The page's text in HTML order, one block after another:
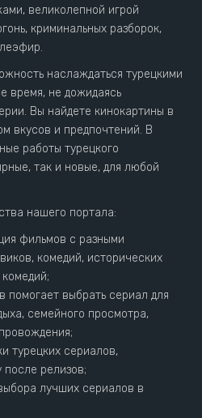
великолепной игрой
криминальных разборок,
наслаждаться турецкими
время, не дожидаясь
Вы найдете кинокартины в
вкусов и предпочтений. В
работы турецкого
так и новые, для любой
нашего портала:
фильмов с разными
комедий, исторических
помогает выбрать сериал для
семейного просмотра,
турецких сериалов,
релизов;
лучших сериалов в